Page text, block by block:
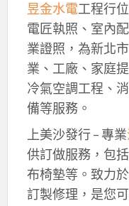
昱金水電工程行
電匠執照、室內
業證照，為新北
業、工廠、家庭
冷氣空調工程、
備等服務。
上美沙發行 – 專業
供訂做服務，包
布椅墊等。致力
訂製修理，是您